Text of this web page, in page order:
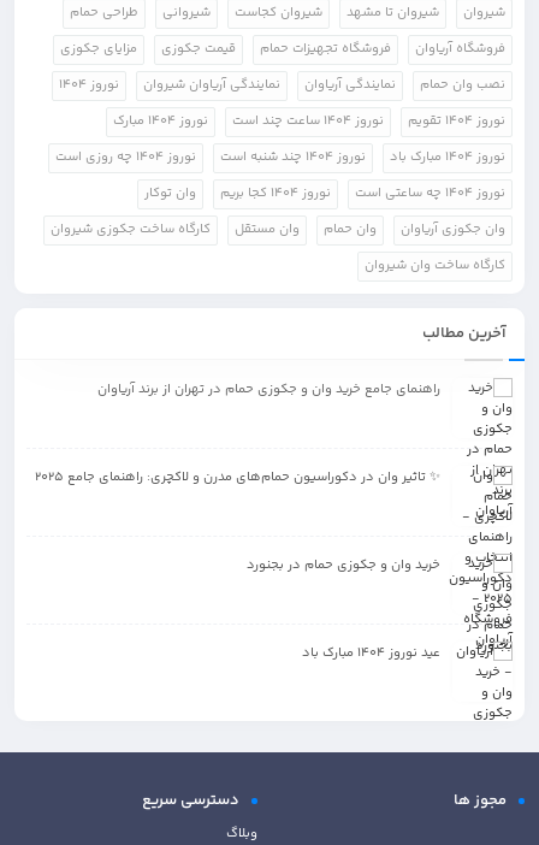
شیروان
شیروان تا مشهد شیروان کجاست شیروانی
طراحی حمام
فروشگاه آریاوان
فروشگاه تجهیزات حمام قیمت جکوزی
مزایای جکوزی
نصب وان حمام
نمایندگی آریاوان نمایندگی آریاوان شیروان
نوروز 1404
نوروز 1404 تقویم
نوروز 1404 ساعت چند است
نوروز 1404 مبارک
نوروز 1404 مبارک باد
نوروز 1404 چند شنبه است
نوروز 1404 چه روزی است
نوروز 1404 چه ساعتی است
نوروز 1404 کجا بریم
وان توکار
وان جکوزی آریاوان
وان حمام وان مستقل
کارگاه ساخت جکوزی شیروان
کارگاه ساخت وان شیروان
آخرین مطالب
راهنمای جامع خرید وان و جکوزی حمام در تهران از برند آریاوان
✨ تاثیر وان در دکوراسیون حمام‌های مدرن و لاکچری: راهنمای جامع 2025
خرید وان و جکوزی حمام در بجنورد
عید نوروز 1404 مبارک باد
مجوز ها دسترسی سریع
وبلاگ